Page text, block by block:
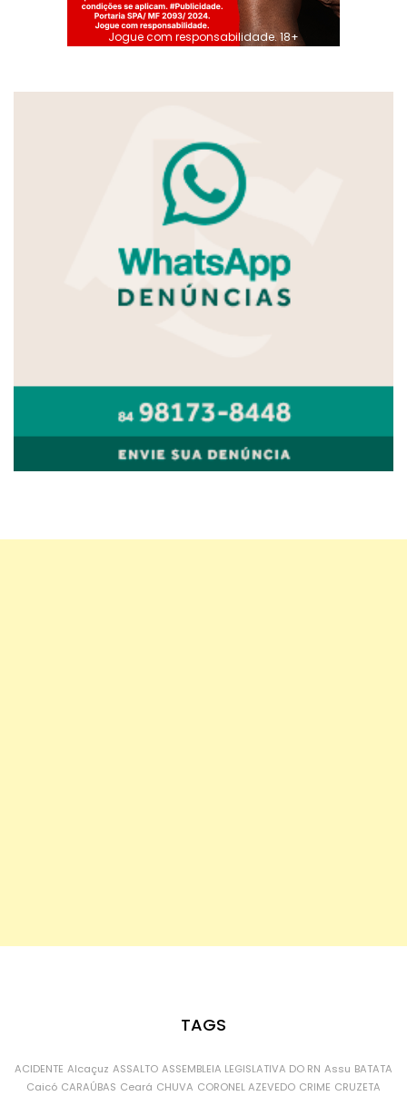
Jogue com responsabilidade. 18+
TAGS
ACIDENTE Alcaçuz ASSALTO ASSEMBLEIA LEGISLATIVA DO RN Assu BATATA
Caicó CARAÚBAS Ceará CHUVA CORONEL AZEVEDO CRIME CRUZETA